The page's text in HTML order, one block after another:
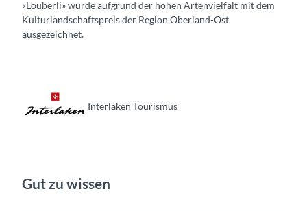
«Louberli» wurde aufgrund der hohen Artenvielfalt mit dem
Kulturlandschaftspreis der Region Oberland-Ost
ausgezeichnet.
Interlaken Tourismus
Gut zu wissen